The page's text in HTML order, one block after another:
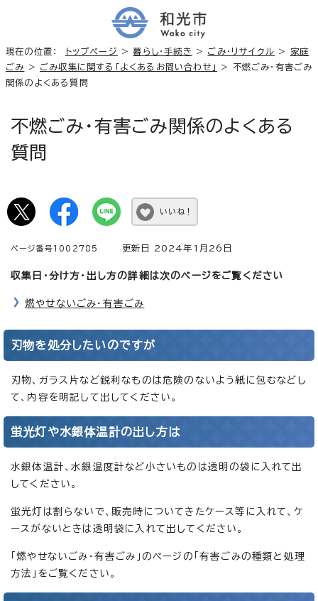
現在の位置： トップページ >暮らし・手続き > ごみ・リサイクル >
家庭
ごみ > ごみ収集に関する「よくあるお問い合わせ」
> 不燃ごみ・有害ごみ
関係のよくある質問
不燃ごみ・有害ごみ関係のよくある
質問
いいね！
ページ番号1002785 更新日 2024年1月26日
収集日・分け方・出し方の詳細は次のページをご覧ください
燃やせないごみ・有害ごみ
刃物を処分したいのですが
刃物、ガラス片など鋭利なものは危険のないよう紙に包むなどし
て、内容を明記して出してください。
蛍光灯や水銀体温計の出し方は
水銀体温計、水銀温度計など小さいものは透明の袋に入れて出
してください。
蛍光灯は割らないで、販売時についてきたケース等に入れて、ケ
ースがないときは透明袋に入れて出してください。
「燃やせないごみ・有害ごみ」のページの「有害ごみの種類と処理
方法」をご覧ください。